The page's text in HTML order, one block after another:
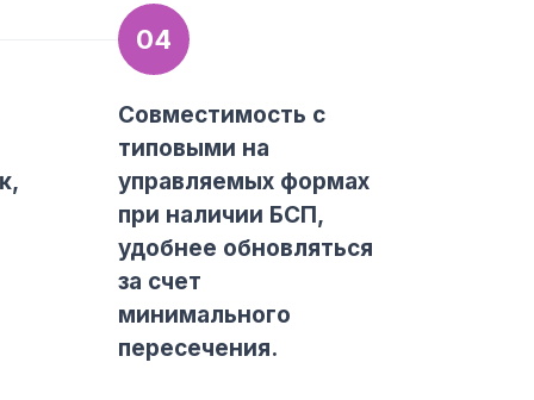
04
Совместимость с
типовыми на
управляемых формах
при наличии БСП,
удобнее обновляться
за счет
минимального
пересечения.